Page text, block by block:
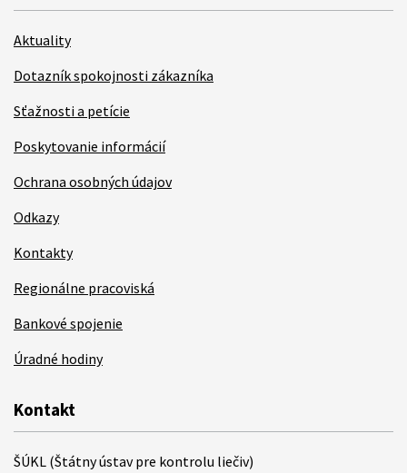
Aktuality
Dotazník spokojnosti zákazníka
Sťažnosti a petície
Poskytovanie informácií
Ochrana osobných údajov
Odkazy
Kontakty
Regionálne pracoviská
Bankové spojenie
Úradné hodiny
Kontakt
ŠÚKL (Štátny ústav pre kontrolu liečiv)